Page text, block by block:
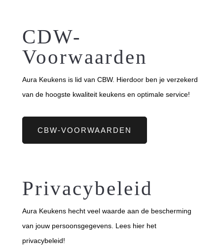
CDW-
Voorwaarden
Aura Keukens is lid van CBW. Hierdoor ben je verzekerd
van de hoogste kwaliteit keukens en optimale service!
CBW-VOORWAARDEN
Privacybeleid
Aura Keukens hecht veel waarde aan de bescherming
van jouw persoonsgegevens. Lees hier het
privacybeleid!